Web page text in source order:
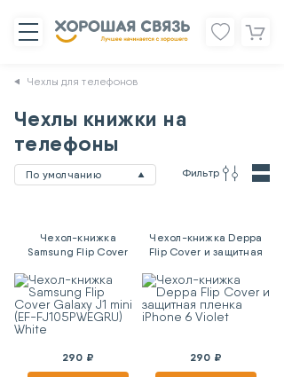
Чехлы для телефонов
Чехлы книжки на
телефоны
По умолчанию Фильтр
Чехол-книжка
Samsung Flip Cover
FJ105PWEGRU) White
290 ₽
Чехол-книжка Deppa
Flip Cover и защитная
290 ₽